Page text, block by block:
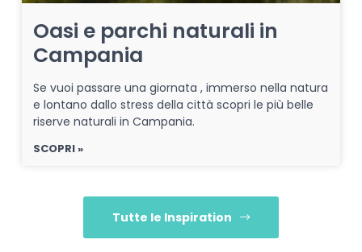
Oasi e parchi naturali in
Campania
Se vuoi passare una giornata , immerso nella natura
e lontano dallo stress della città scopri le più belle
riserve naturali in Campania.
SCOPRI »
Tutte le Inspiration